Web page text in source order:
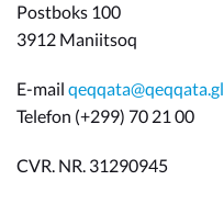
Postboks 100
3912 Maniitsoq
E-mail qeqqata@qeqqata.gl
Telefon (+299) 70 21 00
CVR. NR. 31290945